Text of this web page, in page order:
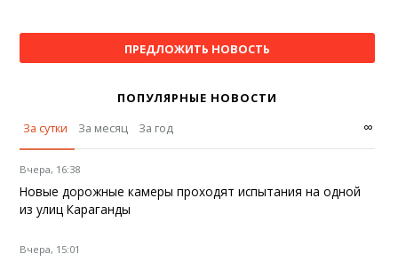
ПРЕДЛОЖИТЬ НОВОСТЬ
ПОПУЛЯРНЫЕ НОВОСТИ
За сутки
За месяц За год ∞
Вчера, 16:38
Новые дорожные камеры проходят испытания на одной
из улиц Караганды
Вчера, 15:01